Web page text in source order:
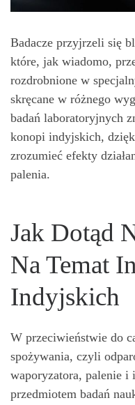
Badacze przyjrzeli się
które, jak wiadomo,
rozdrobnione w
skręcane w różnego
badań laboratoryjnych
konopi indyjskich,
zrozumieć efekty
palenia.
Jak Dotąd
Na Temat
Indyjskich
W przeciwieństwie do
spożywania, czyli
waporyzatora, palenie i
przedmiotem badań